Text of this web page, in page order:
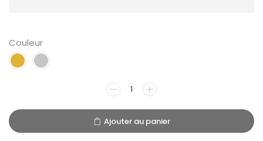
Couleur
Ajouter au panier